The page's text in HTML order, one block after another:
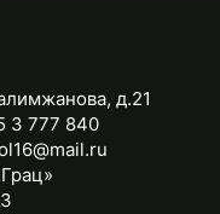
д.21
3 777 840